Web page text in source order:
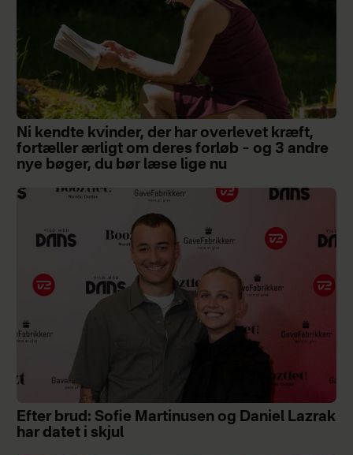
Ni kendte kvinder, der har overlevet kræft,
fortæller ærligt om deres forløb – og 3 andre
nye bøger, du bør læse lige nu
Efter brud: Sofie Martinusen og Daniel Lazrak
har datet i skjul